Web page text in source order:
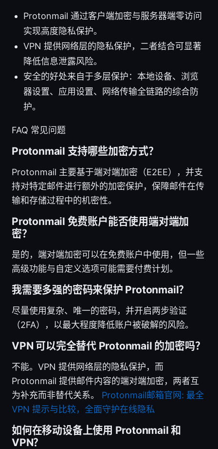
Protonmail 通过客户端加密与服务器端零访问
实现高度隐私保护。
VPN 提供网络层的隐私保护，二者结合可显著
降低信息泄露风险。
安全的好处来自于多层保护：本地设备、浏览
器设置、应用设置、网络传输全链路的综合防
护。
FAQ 常见问题
Protonmail 支持哪些加密方式？
Protonmail 主要基于端对端加密（E2EE），并支
持对特定邮件进行额外的加密保护，保障邮件在传
输和存储过程中的机密性。
Protonmail 免费账户能否使用端对端加
密？
是的，端对端加密可以在免费账户中使用，但一些
高级功能与自定义选项可能需要付费计划。
我需要多强的密码来保护 Protonmail？
尽量使用复杂、唯一的密码，并开启两步验证
（2FA），以最大程度降低账户被破解的风险。
VPN 可以完全替代 Protonmail 的加密吗？
不能。VPN 提供网络层的隐私保护，而
Protonmail 提供邮件内容的端对端加密，两者互
为补充而非替代关系。 Protonmail邮箱官网: 最全
VPN 提示与比较，全面守护在线隐私
如何在移动设备上使用 Protonmail 和
VPN？